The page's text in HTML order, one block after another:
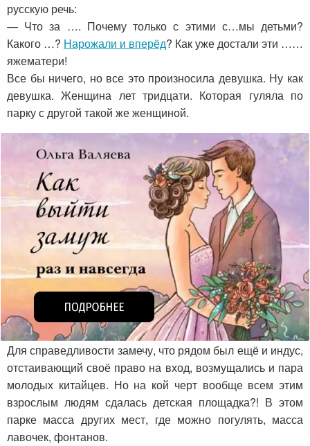
русскую речь:
— Что за …. Почему только с этими с…мы детьми?
Какого …? Нарожали и вперёд? Как уже достали эти ……
яжематери!
Все бы ничего, но все это произносила девушка. Ну как
девушка. Женщина лет тридцати. Которая гуляла по
парку с другой такой же женщиной.
Для справедливости замечу, что рядом был ещё и индус,
отстаивающий своё право на вход, возмущались и пара
молодых китайцев. Но на кой черт вообще всем этим
взрослым людям сдалась детская площадка?! В этом
парке масса других мест, где можно погулять, масса
лавочек, фонтанов.